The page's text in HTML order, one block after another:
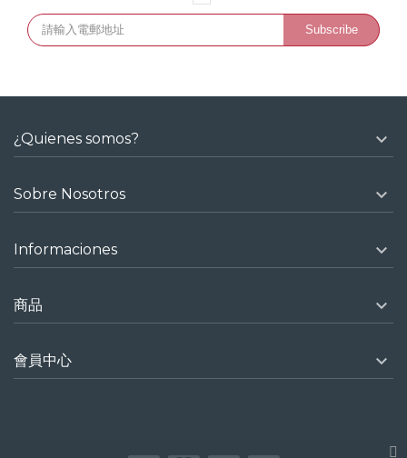
¿Quienes somos? 
Sobre Nosotros 
Informaciones 
商品 
會員中心 